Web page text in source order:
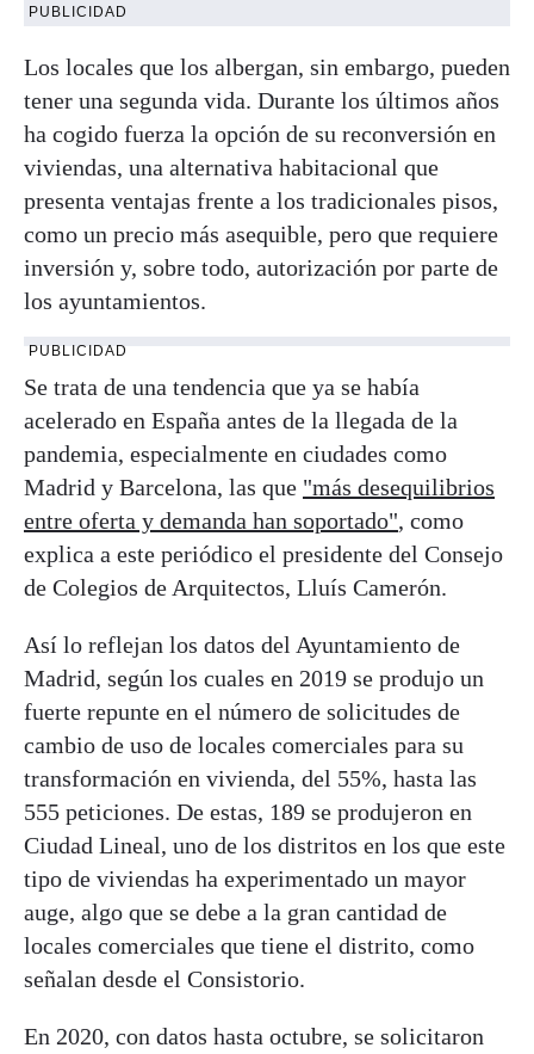
PUBLICIDAD
Los locales que los albergan, sin embargo, pueden
tener una segunda vida. Durante los últimos años
ha cogido fuerza la opción de su reconversión en
viviendas, una alternativa habitacional que
presenta ventajas frente a los tradicionales pisos,
como un precio más asequible, pero que requiere
inversión y, sobre todo, autorización por parte de
los ayuntamientos.
PUBLICIDAD
Se trata de una tendencia que ya se había
acelerado en España antes de la llegada de la
pandemia, especialmente en ciudades como
Madrid y Barcelona, las que "más desequilibrios
entre oferta y demanda han soportado", como
explica a este periódico el presidente del Consejo
de Colegios de Arquitectos, Lluís Camerón.
Así lo reflejan los datos del Ayuntamiento de
Madrid, según los cuales en 2019 se produjo un
fuerte repunte en el número de solicitudes de
cambio de uso de locales comerciales para su
transformación en vivienda, del 55%, hasta las
555 peticiones. De estas, 189 se produjeron en
Ciudad Lineal, uno de los distritos en los que este
tipo de viviendas ha experimentado un mayor
auge, algo que se debe a la gran cantidad de
locales comerciales que tiene el distrito, como
señalan desde el Consistorio.
En 2020, con datos hasta octubre, se solicitaron